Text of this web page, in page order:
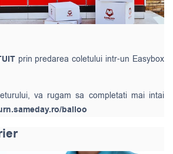
prin predarea coletului intr-un Easybox
va rugam sa completati mai intai
balloo